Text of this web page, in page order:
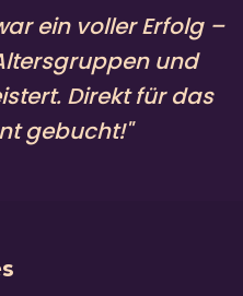
ein voller Erfolg –
und
Direkt für das
gebucht!"